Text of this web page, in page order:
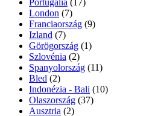
Portugália (17)
London (7)
Franciaország (9)
Izland (7)
Görögország (1)
Szlovénia (2)
Spanyolország (11)
Bled (2)
Indonézia - Bali (10)
Olaszország (37)
Ausztria (2)